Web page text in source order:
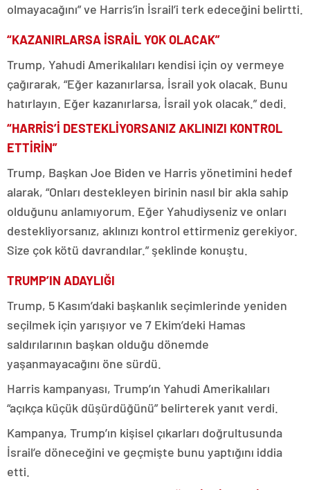
olmayacağını” ve Harris’in İsrail’i terk edeceğini belirtti.
“KAZANIRLARSA İSRAİL YOK OLACAK”
Trump, Yahudi Amerikalıları kendisi için oy vermeye
çağırarak, “Eğer kazanırlarsa, İsrail yok olacak. Bunu
hatırlayın. Eğer kazanırlarsa, İsrail yok olacak.” dedi.
“HARRİS’İ DESTEKLİYORSANIZ AKLINIZI KONTROL
ETTİRİN”
Trump, Başkan Joe Biden ve Harris yönetimini hedef
alarak, “Onları destekleyen birinin nasıl bir akla sahip
olduğunu anlamıyorum. Eğer Yahudiyseniz ve onları
destekliyorsanız, aklınızı kontrol ettirmeniz gerekiyor.
Size çok kötü davrandılar.” şeklinde konuştu.
TRUMP’IN ADAYLIĞI
Trump, 5 Kasım’daki başkanlık seçimlerinde yeniden
seçilmek için yarışıyor ve 7 Ekim’deki Hamas
saldırılarının başkan olduğu dönemde
yaşanmayacağını öne sürdü.
Harris kampanyası, Trump’ın Yahudi Amerikalıları
“açıkça küçük düşürdüğünü” belirterek yanıt verdi.
Kampanya, Trump’ın kişisel çıkarları doğrultusunda
İsrail’e döneceğini ve geçmişte bunu yaptığını iddia
etti.